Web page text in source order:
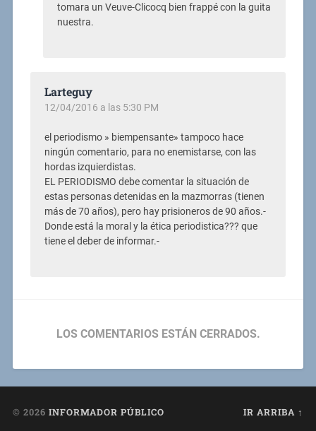
tomara un Veuve-Clicocq bien frappé con la guita
nuestra.
Larteguy
12/04/2016 a las 5:30 PM
el periodismo » biempensante» tampoco hace
ningún comentario, para no enemistarse, con las
hordas izquierdistas.
EL PERIODISMO debe comentar la situación de
estas personas detenidas en la mazmorras (tienen
más de 70 años), pero hay prisioneros de 90 años.-
Donde está la moral y la ética periodistica??? que
tiene el deber de informar.-
LOS COMENTARIOS ESTÁN CERRADOS.
© 2026 INFORMADOR PÚBLICO IR ARRIBA ↑